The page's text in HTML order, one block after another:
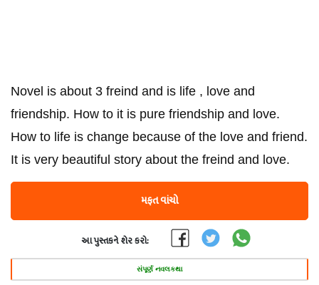
Novel is about 3 freind and is life , love and
friendship. How to it is pure friendship and love.
How to life is change because of the love and friend.
It is very beautiful story about the freind and love.
મફત વાંચો
આ પુસ્તકને શેર કરો:
સંપૂર્ણ નવલકથા